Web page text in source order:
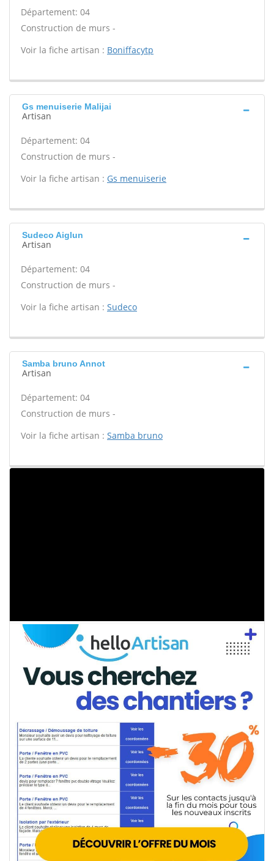
Département: 04
Construction de murs -
Voir la fiche artisan : Boniffacytp
Gs menuiserie Malijai
Artisan
Département: 04
Construction de murs -
Voir la fiche artisan : Gs menuiserie
Sudeco Aiglun
Artisan
Département: 04
Construction de murs -
Voir la fiche artisan : Sudeco
Samba bruno Annot
Artisan
Département: 04
Construction de murs -
Voir la fiche artisan : Samba bruno